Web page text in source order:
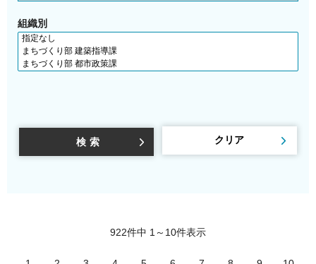
組織別
922件中 1～10件表示